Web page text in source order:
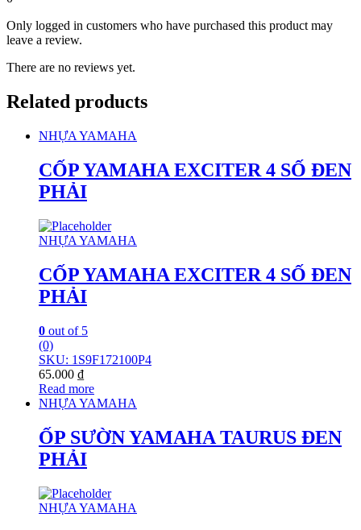
Only logged in customers who have purchased this product may
leave a review.
There are no reviews yet.
Related products
NHỰA YAMAHA
CỐP YAMAHA EXCITER 4 SỐ ĐEN
PHẢI
NHỰA YAMAHA
CỐP YAMAHA EXCITER 4 SỐ ĐEN
PHẢI
0 out of 5
(0)
SKU: 1S9F172100P4
65.000 ₫
Read more
NHỰA YAMAHA
ỐP SƯỜN YAMAHA TAURUS ĐEN
PHẢI
NHỰA YAMAHA